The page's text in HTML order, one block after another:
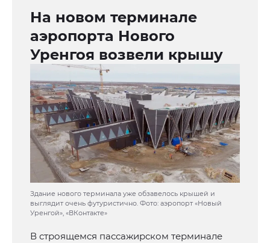
На новом терминале
аэропорта Нового
Уренгоя возвели крышу
Здание нового терминала уже обзавелось крышей и
выглядит очень футуристично. Фото: аэропорт «Новый
Уренгой», «ВКонтакте»
В строящемся пассажирском терминале